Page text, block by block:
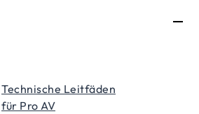
Technische Leitfäden
für Pro AV